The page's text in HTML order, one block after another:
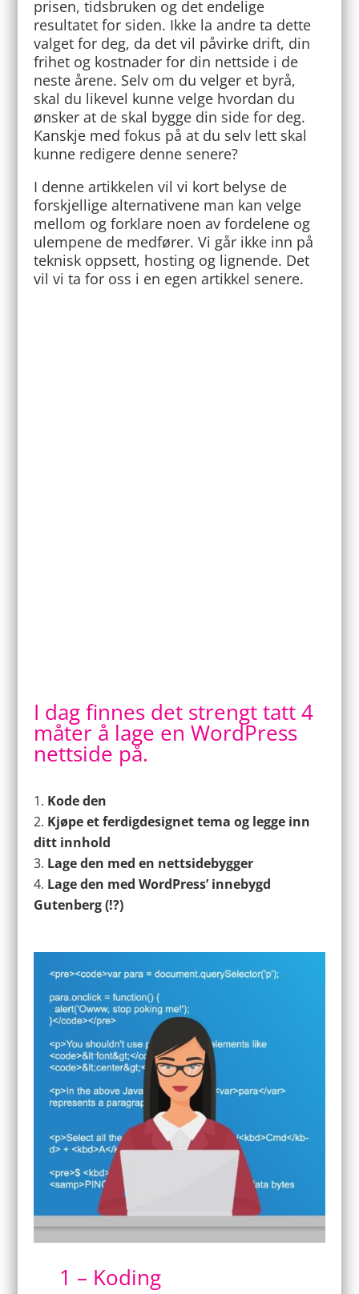
prisen, tidsbruken og det endelige
resultatet for siden. Ikke la andre ta dette
valget for deg, da det vil påvirke drift, din
frihet og kostnader for din nettside i de
neste årene. Selv om du velger et byrå,
skal du likevel kunne velge hvordan du
ønsker at de skal bygge din side for deg.
Kanskje med fokus på at du selv lett skal
kunne redigere denne senere?
I denne artikkelen vil vi kort belyse de
forskjellige alternativene man kan velge
mellom og forklare noen av fordelene og
ulempene de medfører. Vi går ikke inn på
teknisk oppsett, hosting og lignende. Det
vil vi ta for oss i en egen artikkel senere.
I dag finnes det strengt tatt 4
måter å lage en WordPress
nettside på.
Kode den
Kjøpe et ferdigdesignet tema og legge inn
ditt innhold
Lage den med en nettsidebygger
Lage den med WordPress’ innebygd
Gutenberg (!?)
1 – Koding